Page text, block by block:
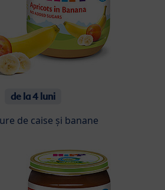
de la 4 luni
de caise și banane